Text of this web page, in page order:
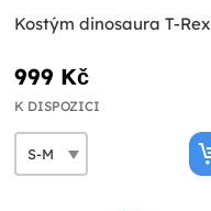
Kostým dinosaura T-Rex
999 Kč
K DISPOZICI